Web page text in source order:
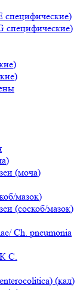
специфические)
специфические)
(моча)
мазок)
(соскоб/мазок)
Ch. pneumonia
C.
(кал)